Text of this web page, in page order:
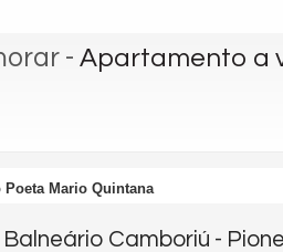
- Apartamento a
Mario Quintana
Balneário Camboriú -